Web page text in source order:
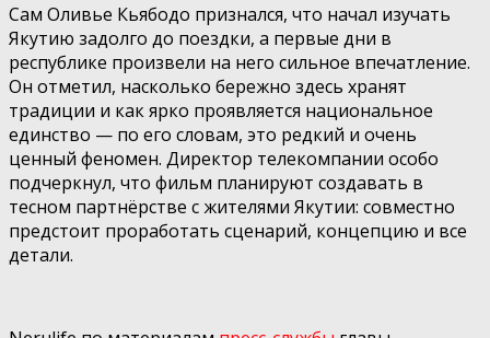
Сам Оливье Кьябодо признался, что начал изучать
Якутию задолго до поездки, а первые дни в
республике произвели на него сильное впечатление.
Он отметил, насколько бережно здесь хранят
традиции и как ярко проявляется национальное
единство — по его словам, это редкий и очень
ценный феномен. Директор телекомпании особо
подчеркнул, что фильм планируют создавать в
тесном партнёрстве с жителями Якутии: совместно
предстоит проработать сценарий, концепцию и все
детали.